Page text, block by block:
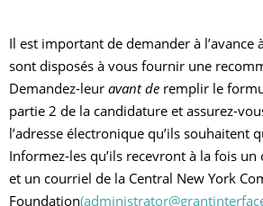
Il est important de demander à l’avance
sont disposés à vous fournir une
Demandez-leur avant de remplir le
partie 2 de la candidature et assurez-
l’adresse électronique qu’ils souhaitent
Informez-les qu’ils recevront à la fois
et un courriel de la Central New York
Foundation